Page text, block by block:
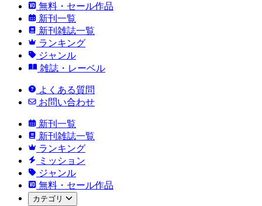
無料・セール作品
新刊一覧
新刊雑誌一覧
ランキング
ジャンル
雑誌・レーベル
よくある質問
お問い合わせ
新刊一覧
新刊雑誌一覧
ランキング
ミッション
ジャンル
無料・セール作品
カテゴリ